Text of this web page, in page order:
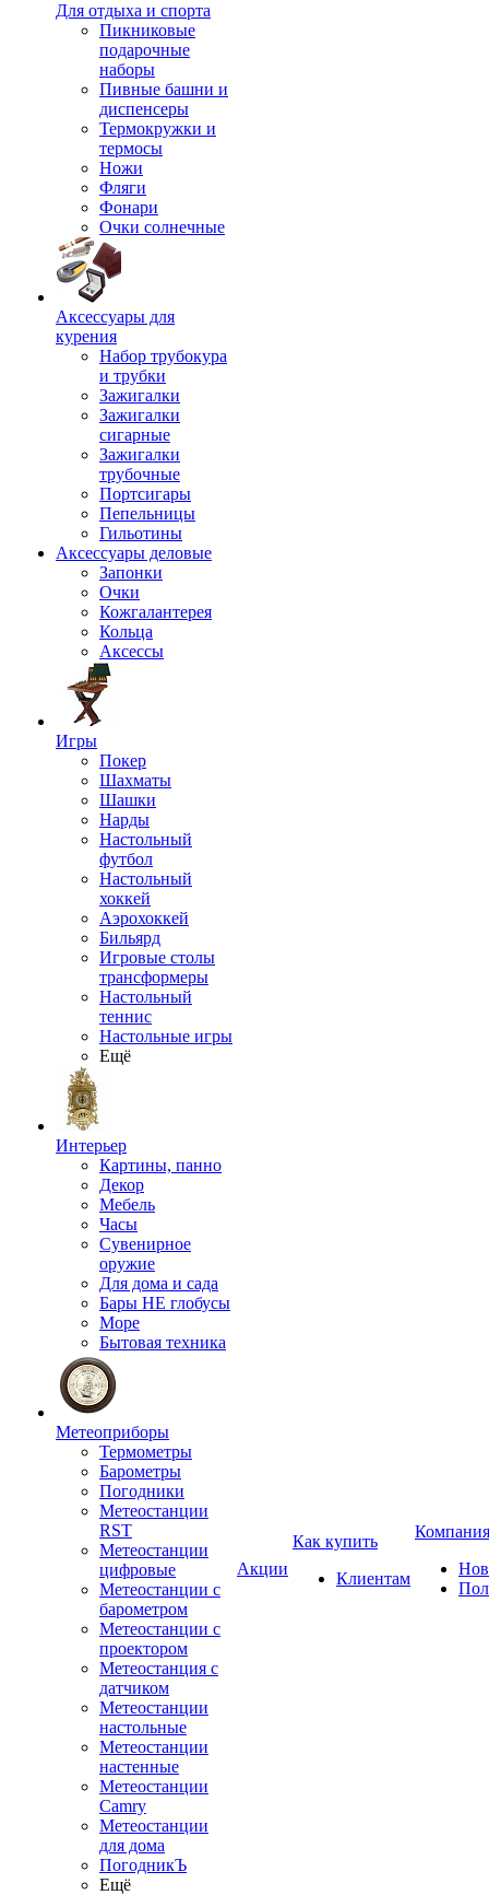
Для отдыха и спорта
Пикниковые
подарочные
наборы
Пивные башни и
диспенсеры
Термокружки и
термосы
Ножи
Фляги
Фонари
Очки солнечные
Аксессуары для
курения
Набор трубокура
и трубки
Зажигалки
Зажигалки
сигарные
Зажигалки
трубочные
Портсигары
Пепельницы
Гильотины
Аксессуары деловые
Запонки
Очки
Кожгалантерея
Кольца
Аксессы
Игры
Покер
Шахматы
Шашки
Нарды
Настольный
футбол
Настольный
хоккей
Аэрохоккей
Бильярд
Игровые столы
трансформеры
Настольный
теннис
Настольные игры
Ещё
Интерьер
Картины, панно
Декор
Мебель
Часы
Сувенирное
оружие
Для дома и сада
Бары НЕ глобусы
Море
Бытовая техника
Метеоприборы
Термометры
Барометры
Погодники
Метеостанции
RST
Метеостанции
цифровые
Метеостанции с
барометром
Метеостанции с
проектором
Метеостанция с
датчиком
Метеостанции
настольные
Метеостанции
настенные
Метеостанции
Camry
Метеостанции
для дома
ПогодникЪ
Ещё
Акции
Как купить
Клиентам
Компания